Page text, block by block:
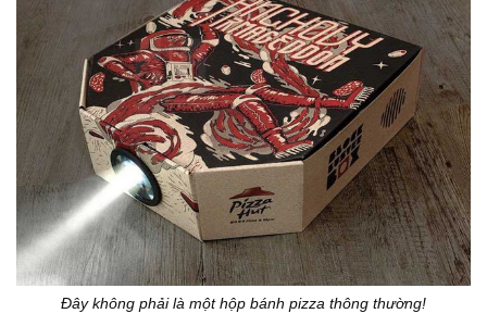
Đây không phải là một hộp bánh pizza thông thường!